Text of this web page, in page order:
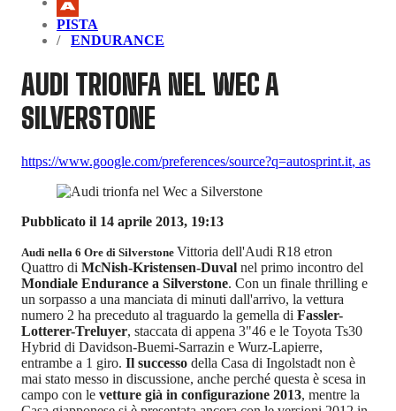
PISTA
ENDURANCE
AUDI TRIONFA NEL WEC A
SILVERSTONE
https://www.google.com/preferences/source?q=autosprint.it, as
Pubblicato il 14 aprile 2013, 19:13
Audi nella 6 Ore di Silverstone Vittoria dell'Audi R18 etron
Quattro di McNish-Kristensen-Duval nel primo incontro del
Mondiale Endurance a Silverstone. Con un finale thrilling e
un sorpasso a una manciata di minuti dall'arrivo, la vettura
numero 2 ha preceduto al traguardo la gemella di Fassler-
Lotterer-Treluyer, staccata di appena 3"46 e le Toyota Ts30
Hybrid di Davidson-Buemi-Sarrazin e Wurz-Lapierre,
entrambe a 1 giro. Il successo della Casa di Ingolstadt non è
mai stato messo in discussione, anche perché questa è scesa in
campo con le vetture già in configurazione 2013, mentre la